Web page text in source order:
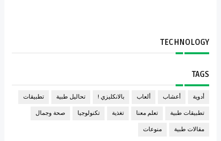
TECHNOLOGY
TAGS
أدوية أعشاب ألعاب بالانكليزي ! تحاليل طبية تطبيقات
تطبيقات طبية تعلم معنا تغذية تكنولوجيا صحة وجمال
مقالات طبية منوعات